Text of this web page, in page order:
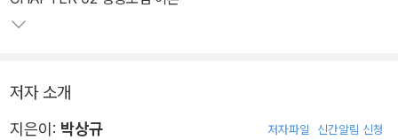
저자 소개
지은이: 박상규 저자파일 신간알림 신청